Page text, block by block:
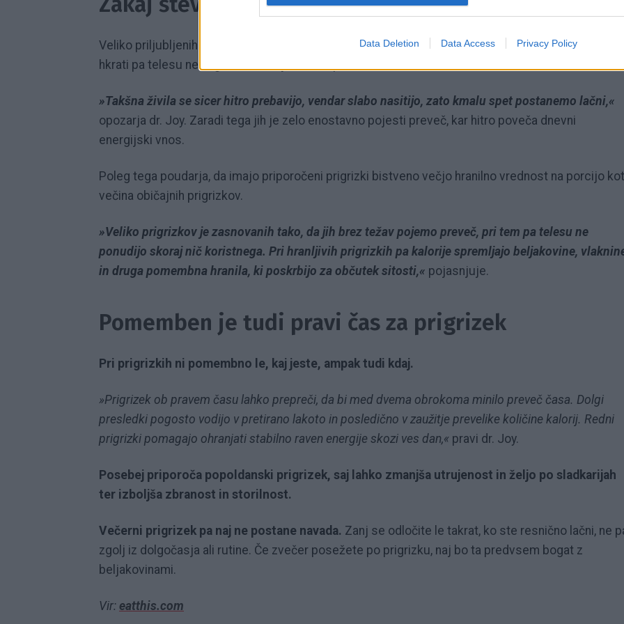
Data Deletion Data Access Privacy Policy
Veliko priljubljenih prigrizkov vsebuje veliko rafiniranih ogljikovih hidratov in dodanega sladkorja,
hkrati pa telesu ne zagotovi skoraj nobenih pomembnih hranil.
»Takšna živila se sicer hitro prebavijo, vendar slabo nasitijo, zato kmalu spet postanemo lačni,«
opozarja dr. Joy. Zaradi tega jih je zelo enostavno pojesti preveč, kar hitro poveča dnevni
energijski vnos.
Poleg tega poudarja, da imajo priporočeni prigrizki bistveno večjo hranilno vrednost na porcijo kot
večina običajnih prigrizkov.
»Veliko prigrizkov je zasnovanih tako, da jih brez težav pojemo preveč, pri tem pa telesu ne
ponudijo skoraj nič koristnega. Pri hranljivih prigrizkih pa kalorije spremljajo beljakovine,
in druga pomembna hranila, ki poskrbijo za občutek sitosti,« pojasnjuje.
Pomemben je tudi pravi čas za prigrizek
Pri prigrizkih ni pomembno le, kaj jeste, ampak tudi kdaj.
»Prigrizek ob pravem času lahko prepreči, da bi med dvema obrokoma minilo preveč časa. Dolgi
presledki pogosto vodijo v pretirano lakoto in posledično v zaužitje prevelike količine kalorij. Redni
prigrizki pomagajo ohranjati stabilno raven energije skozi ves dan,« pravi dr. Joy.
Posebej priporoča popoldanski prigrizek, saj lahko zmanjša utrujenost in željo po sladkarijah
ter izboljša zbranost in storilnost.
Večerni prigrizek pa naj ne postane navada. Zanj se odločite le takrat, ko ste resnično lačni, ne
zgolj iz dolgočasja ali rutine. Če zvečer posežete po prigrizku, naj bo ta predvsem bogat z
beljakovinami.
Vir: eatthis.com